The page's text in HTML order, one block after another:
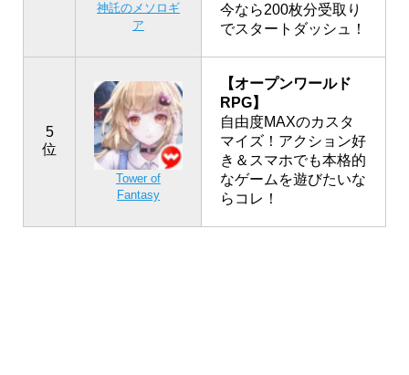
神託のメソロギ
ア
今なら200枚分受取り
でスタートダッシュ！
5
位
Tower of
Fantasy
【オープンワールド
RPG】
自由度MAXのカスタ
マイズ！アクション好
き＆スマホでも本格的
なゲームを遊びたいな
らコレ！